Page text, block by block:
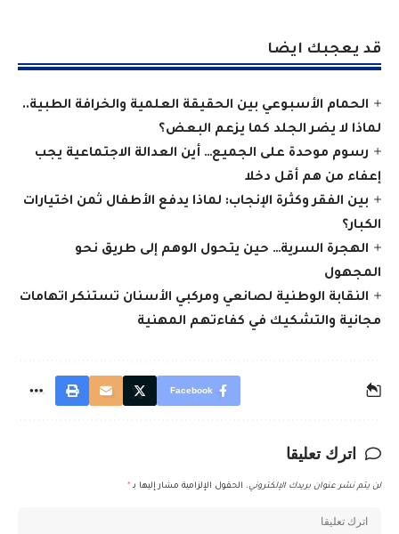
قد يعجبك ايضا
الحمام الأسبوعي بين الحقيقة العلمية والخرافة الطبية..
لماذا لا يضر الجلد كما يزعم البعض؟
رسوم موحدة على الجميع… أين العدالة الاجتماعية يجب
إعفاء من هم أقل دخلا
بين الفقر وكثرة الإنجاب: لماذا يدفع الأطفال ثمن اختيارات
الكبار؟
الهجرة السرية… حين يتحول الوهم إلى طريق نحو
المجهول
النقابة الوطنية لصانعي ومركبي الأسنان تستنكر اتهامات
مجانية والتشكيك في كفاءتهم المهنية
Facebook
اترك تعليقا
لن يتم نشر عنوان بريدك الإلكتروني. الحقول الإلزامية مشار إليها بـ *